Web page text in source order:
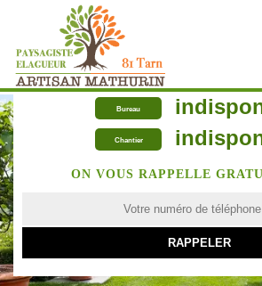
Bureau
Chantier
ON VOUS RAPPELLE